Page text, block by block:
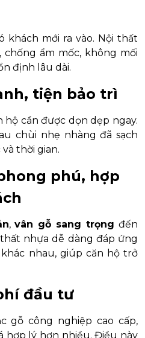
khách mới ra vào. Nội thất
ẩm mốc, không mối
định lâu dài.
tiện bảo trì
hộ cần được dọn dẹp ngay.
chùi nhẹ nhàng đã sạch
thời gian.
phú, hợp
,vân gỗ sang trọng đến
thất nhựa dễ dàng đáp ứng
nhau, giúp căn hộ trở
đầu tư
gỗ công nghiệp cao cấp,
hợp lý hơn nhiều. Điều này